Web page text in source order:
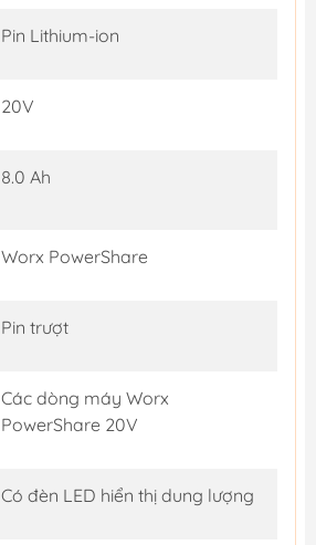
Pin Lithium-ion
20V
8.0 Ah
Worx PowerShare
Pin trượt
Các dòng máy Worx
PowerShare 20V
Có đèn LED hiển thị dung lượng